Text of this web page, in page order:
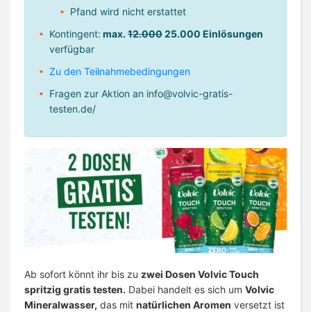
Pfand wird nicht erstattet
Kontingent: max. 12.00025.000 Einlösungen
verfügbar
Zu den Teilnahmebedingungen
Fragen zur Aktion an info@volvic-gratis-
testen.de/
Ab sofort könnt ihr bis zu zwei Dosen Volvic Touch
spritzig gratis testen. Dabei handelt es sich um Volvic
Mineralwasser, das mit natürlichen Aromen versetzt ist